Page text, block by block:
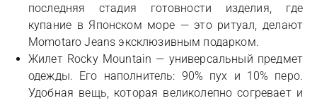
последняя стадия готовности изделия, где
купание в Японском море — это ритуал, делают
Momotaro Jeans эксклюзивным подарком.
Жилет Rocky Mountain — универсальный предмет
одежды. Его наполнитель: 90% пух и 10% перо.
Удобная вещь, которая великолепно согревает и